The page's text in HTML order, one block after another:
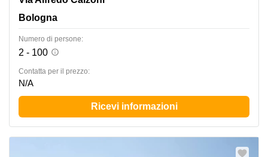
Bologna
Numero di persone:
2 - 100
Сontatta per il prezzo:
N/A
Ricevi informazioni